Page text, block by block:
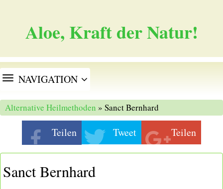
Aloe, Kraft der Natur!
TOGGLE
NAVIGATION
Alternative Heilmethoden » Sanct Bernhard
Teilen Tweet Teilen
Sanct Bernhard